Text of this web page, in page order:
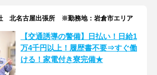
北名古屋出張所 ※勤務地：岩倉市エリア
【交通誘導の警備】日払い！日給1
万4千円以上！履歴書不要⇒すぐ働
ける！家電付き寮完備★